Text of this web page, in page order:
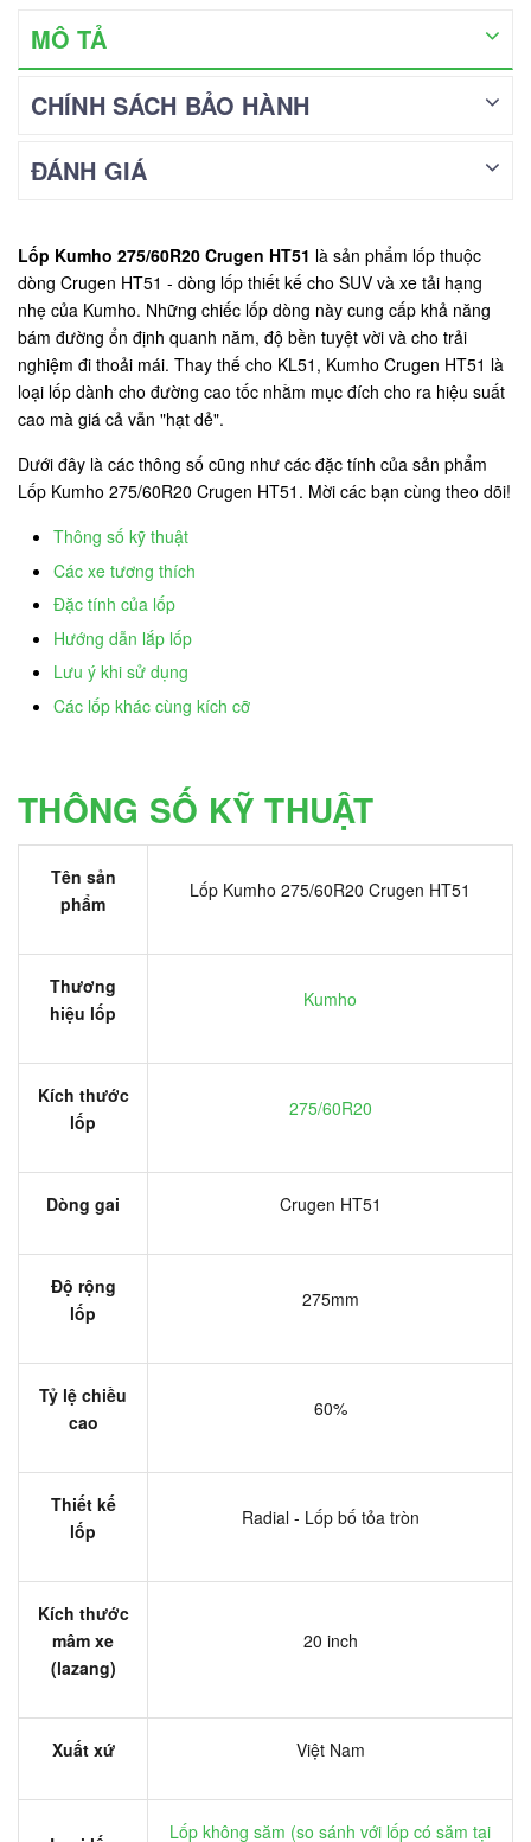
MÔ TẢ
CHÍNH SÁCH BẢO HÀNH
ĐÁNH GIÁ
Lốp Kumho 275/60R20 Crugen HT51 là sản phẩm lốp thuộc
dòng Crugen HT51 - dòng lốp thiết kế cho SUV và xe tải hạng
nhẹ của Kumho. Những chiếc lốp dòng này cung cấp khả năng
bám đường ổn định quanh năm, độ bền tuyệt vời và cho trải
nghiệm đi thoải mái. Thay thế cho KL51, Kumho Crugen HT51 là
loại lốp dành cho đường cao tốc nhằm mục đích cho ra hiệu suất
cao mà giá cả vẫn "hạt dẻ".
Dưới đây là các thông số cũng như các đặc tính của sản phẩm
Lốp Kumho 275/60R20 Crugen HT51. Mời các bạn cùng theo dõi!
Thông số kỹ thuật
Các xe tương thích
Đặc tính của lốp
Hướng dẫn lắp lốp
Lưu ý khi sử dụng
Các lốp khác cùng kích cỡ
THÔNG SỐ KỸ THUẬT
Tên sản
phẩm
Lốp Kumho 275/60R20 Crugen HT51
Thương
hiệu lốp
Kumho
Kích thước
lốp
275/60R20
Dòng gai Crugen HT51
Độ rộng
lốp
275mm
Tỷ lệ chiều
cao
60%
Thiết kế
lốp
Radial - Lốp bố tỏa tròn
Kích thước
mâm xe
(lazang)
20 inch
Xuất xứ Việt Nam
Lốp không săm (so sánh với lốp có săm tại